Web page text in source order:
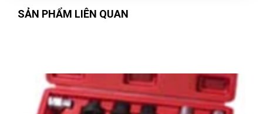
SẢN PHẨM LIÊN QUAN